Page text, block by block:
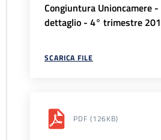
Congiuntura Unioncamere -
dettaglio - 4° trimestre
SCARICA FILE
PDF (126KB)